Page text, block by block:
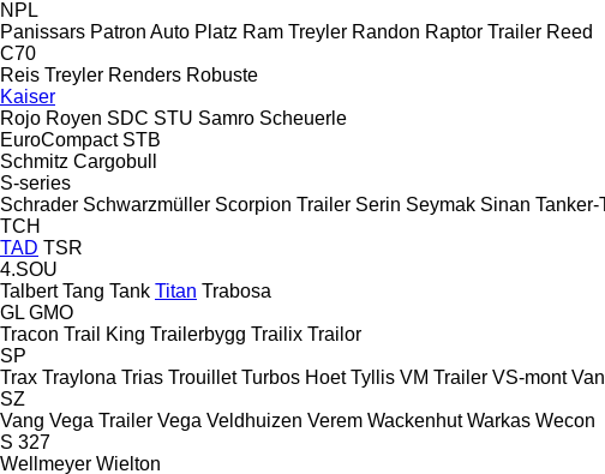
NPL
Panissars Patron Auto Platz Ram Treyler Randon Raptor Trailer Reed
C70
Reis Treyler Renders Robuste
Kaiser
Rojo Royen SDC STU Samro Scheuerle
EuroCompact STB
Schmitz Cargobull
S-series
Schrader Schwarzmüller Scorpion Trailer Serin Seymak Sinan Tanker-
TCH
TAD TSR
4.SOU
Talbert Tang Tank Titan Trabosa
GL GMO
Tracon Trail King Trailerbygg Trailix Trailor
SP
Trax Traylona Trias Trouillet Turbos Hoet Tyllis VM Trailer VS-mont
SZ
Vang Vega Trailer Vega Veldhuizen Verem Wackenhut Warkas Wecon
S 327
Wellmeyer Wielton